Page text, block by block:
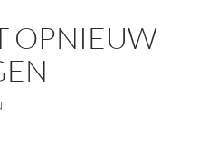
OPNIEUW